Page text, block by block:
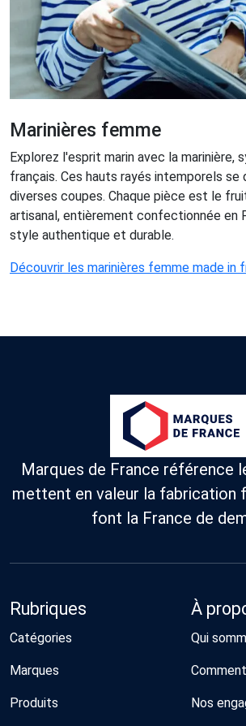
Marinières femme
Explorez l'esprit marin avec la marinière,
français. Ces hauts rayés intemporels se
diverses coupes. Chaque pièce est le
artisanal, entièrement confectionnée en
style authentique et durable.
Découvrir les marinières femme made in
Marques de France référence
mettent en valeur la fabrication
font la France de
Rubriques
Catégories
Marques
Produits
À
Qui
Nos